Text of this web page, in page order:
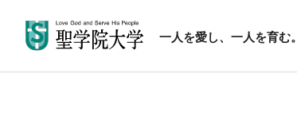
一人を愛し、一人を育む。